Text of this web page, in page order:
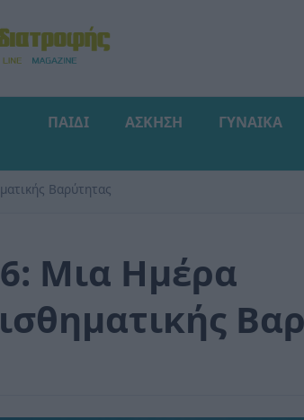
ΠΑΙΔΙ ΑΣΚΗΣΗ ΓΥΝΑΙΚΑ
Βαρύτητας
Μια Ημέρα